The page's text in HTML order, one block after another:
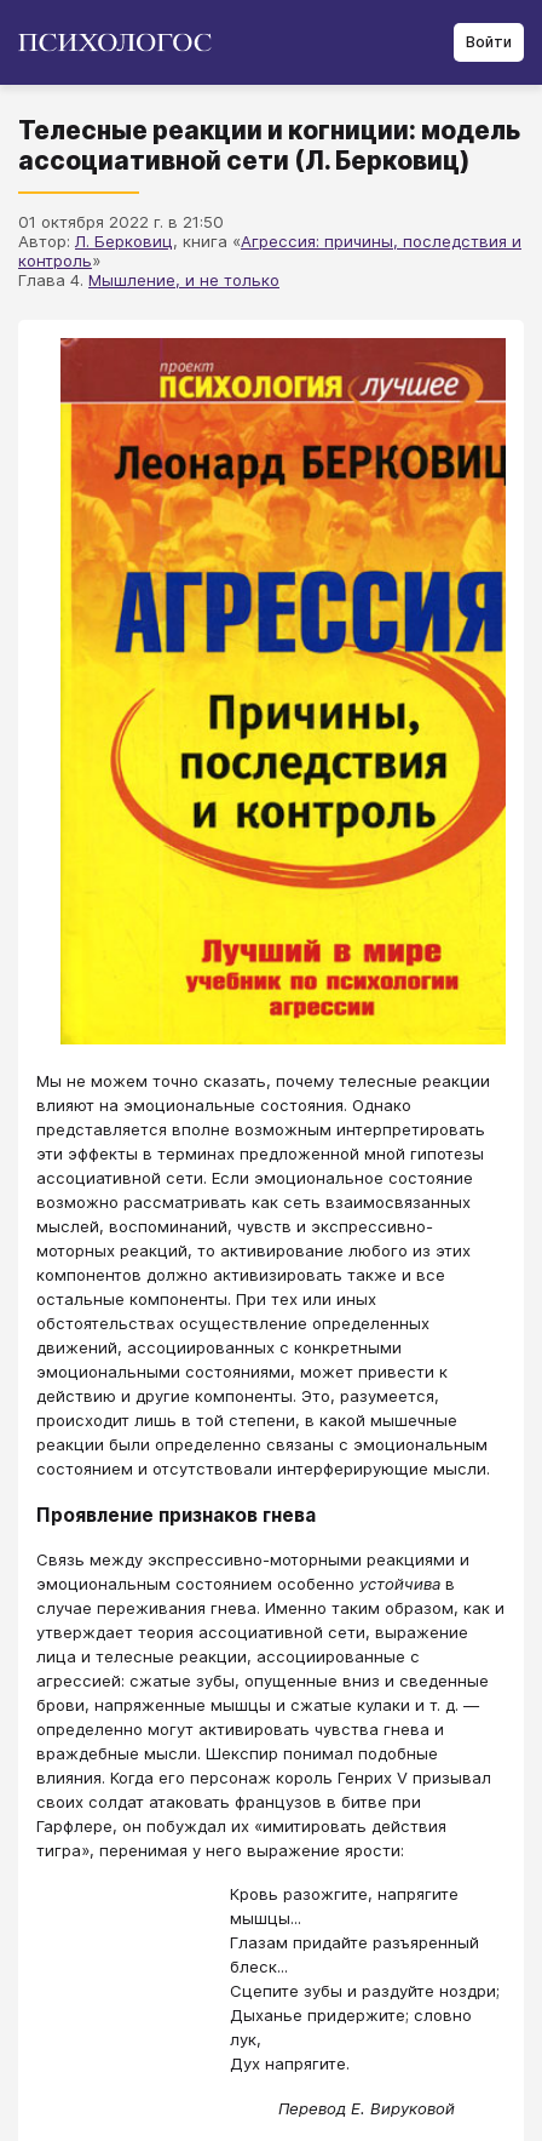
Войти
Телесные реакции и когниции: модель
ассоциативной сети (Л. Берковиц)
01 октября 2022 г. в 21:50
Автор: Л. Берковиц, книга «Агрессия: причины, последствия и
контроль»
Глава 4. Мышление, и не только
Мы не можем точно сказать, почему телесные реакции
влияют на эмоциональные состояния. Однако
представляется вполне возможным интерпретировать
эти эффекты в терминах предложенной мной гипотезы
ассоциативной сети. Если эмоциональное состояние
возможно рассматривать как сеть взаимосвязанных
мыслей, воспоминаний, чувств и экспрессивно-
моторных реакций, то активирование любого из этих
компонентов должно активизировать также и все
остальные компоненты. При тех или иных
обстоятельствах осуществление определенных
движений, ассоциированных с конкретными
эмоциональными состояниями, может привести к
действию и другие компоненты. Это, разумеется,
происходит лишь в той степени, в какой мышечные
реакции были определенно связаны с эмоциональным
состоянием и отсутствовали интерферирующие мысли.
Проявление признаков гнева
Связь между экспрессивно-моторными реакциями и
эмоциональным состоянием особенно устойчива в
случае переживания гнева. Именно таким образом, как и
утверждает теория ассоциативной сети, выражение
лица и телесные реакции, ассоциированные с
агрессией: сжатые зубы, опущенные вниз и сведенные
брови, напряженные мышцы и сжатые кулаки и т. д. —
определенно могут активировать чувства гнева и
враждебные мысли. Шекспир понимал подобные
влияния. Когда его персонаж король Генрих V призывал
своих солдат атаковать французов в битве при
Гарфлере, он побуждал их «имитировать действия
тигра», перенимая у него выражение ярости:
Кровь разожгите, напрягите
мышцы...
Глазам придайте разъяренный
блеск...
Сцепите зубы и раздуйте ноздри;
Дыханье придержите; словно
лук,
Дух напрягите.
Перевод Е. Вируковой